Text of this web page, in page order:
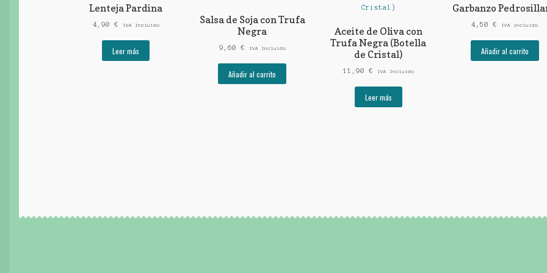
Lenteja Pardina
4,90 € IVA Incluido
Leer más
Salsa de Soja con Trufa
Negra
9,60 € IVA Incluido
Añadir al carrito
Aceite de Oliva con
Trufa Negra (Botella
de Cristal)
11,90 € IVA Incluido
Leer más
Garbanzo
4,50€ IVA Incluido
Añadir al carrito